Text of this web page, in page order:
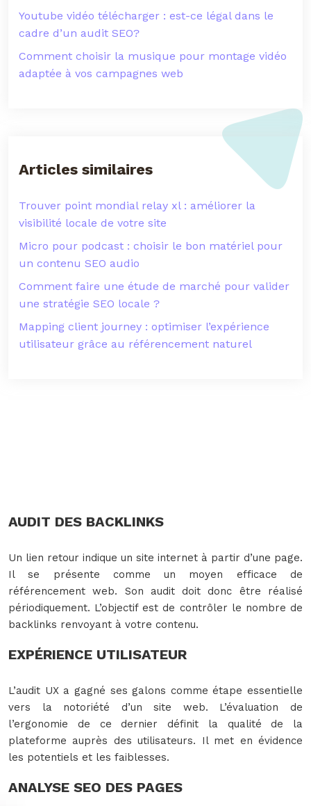
Youtube vidéo télécharger : est-ce légal dans le
cadre d’un audit SEO?
Comment choisir la musique pour montage vidéo
adaptée à vos campagnes web
Articles similaires
Trouver point mondial relay xl : améliorer la
visibilité locale de votre site
Micro pour podcast : choisir le bon matériel pour
un contenu SEO audio
Comment faire une étude de marché pour valider
une stratégie SEO locale ?
Mapping client journey : optimiser l’expérience
utilisateur grâce au référencement naturel
AUDIT DES BACKLINKS
Un lien retour indique un site internet à partir d’une page.
Il se présente comme un moyen efficace de
référencement web. Son audit doit donc être réalisé
périodiquement. L’objectif est de contrôler le nombre de
backlinks renvoyant à votre contenu.
EXPÉRIENCE UTILISATEUR
L’audit UX a gagné ses galons comme étape essentielle
vers la notoriété d’un site web. L’évaluation de
l’ergonomie de ce dernier définit la qualité de la
plateforme auprès des utilisateurs. Il met en évidence
les potentiels et les faiblesses.
ANALYSE SEO DES PAGES